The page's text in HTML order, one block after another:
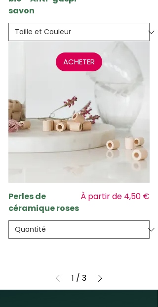
savon
ACHETER
Perles de
céramique roses
À partir de 4,50 €
Prix promotionnel
1 / 3